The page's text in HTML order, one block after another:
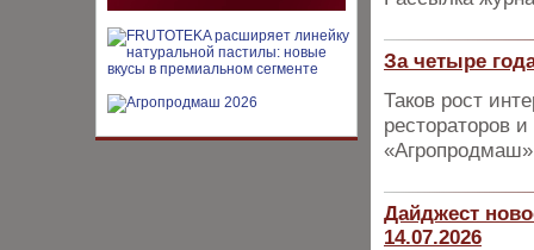
За четыре
Таков рост
рестораторов
«Агропродмаш»
Дайджест
14.07.2026